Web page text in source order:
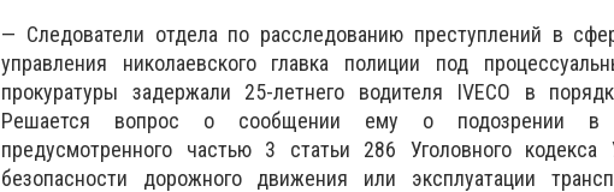
— Следователи отдела по расследованию преступлений в
управления николаевского главка полиции под
прокуратуры задержали 25-летнего водителя IVECO в
Решается вопрос о сообщении ему о подозрении в
предусмотренного частью 3 статьи 286 Уголовного
безопасности дорожного движения или эксплуатации